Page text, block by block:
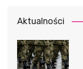
Aktualności